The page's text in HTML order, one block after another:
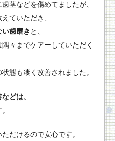
茎などを傷めてましたが、
えていただき、
歯磨き と、
々までケアーしていただく
態も凄く改善されました。
どは、
だけるので安心です。